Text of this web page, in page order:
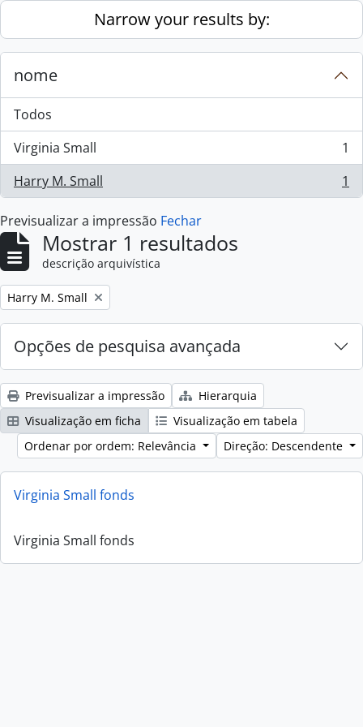
Skip to main contentNarrow your results by:
nome
Todos
Virginia Small
, 1 resultados
1
Harry M. Small
, 1 resultados 1
Previsualizar a impressão Fechar
Mostrar 1 resultados
descrição arquivística
Remove filter:
Harry M. Small
Opções de pesquisa avançada
Previsualizar a impressão
Hierarquia
Visualização em ficha
Visualização em tabela
Ordenar por ordem: Relevância
Direção: Descendente
Virginia Small fonds
Virginia Small fonds